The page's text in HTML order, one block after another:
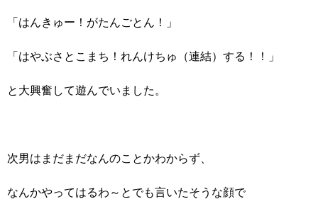
「はんきゅー！がたんごとん！」
「はやぶさとこまち！れんけちゅ（連結）する！！」
と大興奮して遊んでいました。
次男はまだまだなんのことかわからず、
なんかやってはるわ～とでも言いたそうな顔で